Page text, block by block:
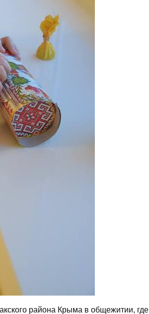
района Крыма в общежитии, где